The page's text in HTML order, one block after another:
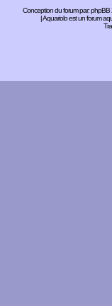
Conception du forum par:phpBB
| Aquariolo est un forum